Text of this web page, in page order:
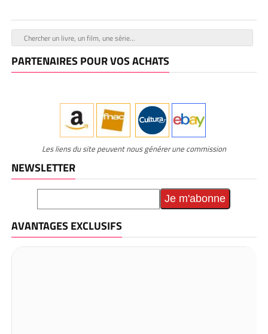
PARTENAIRES POUR VOS ACHATS
Les liens du site peuvent nous générer une commission
NEWSLETTER
AVANTAGES EXCLUSIFS